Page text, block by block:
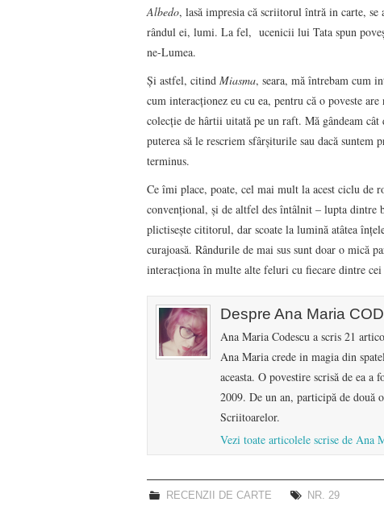
Albedo, lasă impresia că scriitorul întră in carte, se
rândul ei, lumi. La fel, ucenicii lui Tata spun
ne-Lumea.
Și astfel, citind Miasma, seara, mă întrebam cum
cum interacționez eu cu ea, pentru că o poveste
colecție de hârtii uitată pe un raft. Mă gândeam cât
puterea să le rescriem sfârșiturile sau dacă
terminus.
Ce îmi place, poate, cel mai mult la acest ciclu de
convențional, și de altfel des întâlnit – lupta dintre
plictiseşte cititorul, dar scoate la lumină atâtea
curajoasă. Rândurile de mai sus sunt doar o mică
interacționa în multe alte feluri cu fiecare dintre cei
Despre Ana Maria
Ana Maria Codescu a scris 21
Ana Maria crede in magia din
aceasta. O povestire scrisă de ea
2009. De un an, participă de două
Scriitoarelor.
Vezi toate articolele scrise de Ana
RECENZII DE CARTE NR. 29